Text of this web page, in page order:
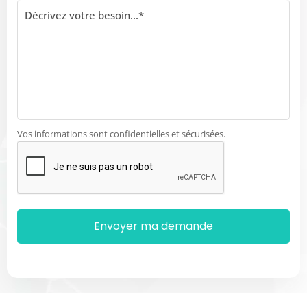
Vos informations sont confidentielles et sécurisées.